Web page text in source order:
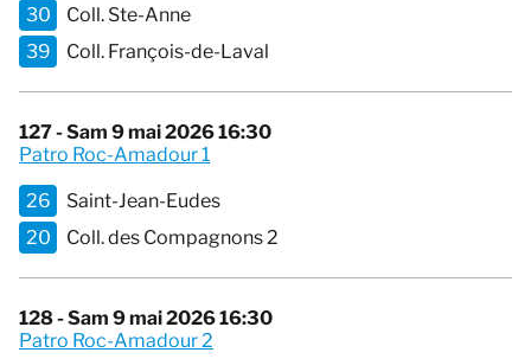
30
Coll. Ste-Anne
39
Coll. François-de-Laval
127 - Sam 9 mai 2026 16:30
Patro Roc-Amadour 1
26
Saint-Jean-Eudes
20
Coll. des Compagnons 2
128 - Sam 9 mai 2026 16:30
Patro Roc-Amadour 2